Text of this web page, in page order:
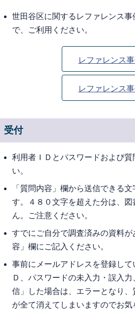
世田谷区に関するレファレンス
で、ご利用ください。
レファレンス
レファレンス
受付
利用者ＩＤとパスワードおよび
い。
「質問内容」欄から送信できる
す。４８０文字を超えた分は、
ん。ご注意ください。
すでにご自分で調査済みの資料
容」欄にご記入ください。
事前にメールアドレスを登録して
Ｄ、パスワードの未入力・誤入
信」した場合は、エラーとなり
が全て消えてしまいますのでお